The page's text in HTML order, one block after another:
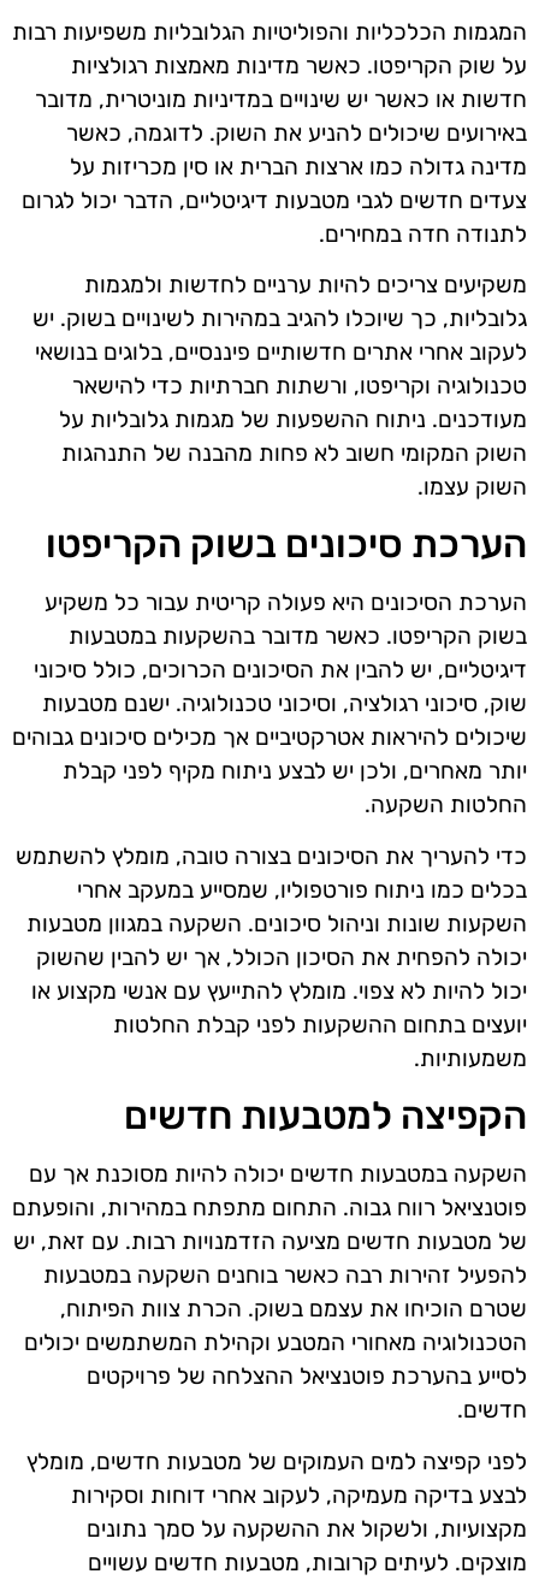
המגמות הכלכליות והפוליטיות הגלובליות משפיעות רבות
על שוק הקריפטו. כאשר מדינות מאמצות רגולציות
חדשות או כאשר יש שינויים במדיניות מוניטרית, מדובר
באירועים שיכולים להניע את השוק. לדוגמה, כאשר
מדינה גדולה כמו ארצות הברית או סין מכריזות על
צעדים חדשים לגבי מטבעות דיגיטליים, הדבר יכול לגרום
לתנודה חדה במחירים.
משקיעים צריכים להיות ערניים לחדשות ולמגמות
גלובליות, כך שיוכלו להגיב במהירות לשינויים בשוק. יש
לעקוב אחרי אתרים חדשותיים פיננסיים, בלוגים בנושאי
טכנולוגיה וקריפטו, ורשתות חברתיות כדי להישאר
מעודכנים. ניתוח ההשפעות של מגמות גלובליות על
השוק המקומי חשוב לא פחות מהבנה של התנהגות
השוק עצמו.
הערכת סיכונים בשוק הקריפטו
הערכת הסיכונים היא פעולה קריטית עבור כל משקיע
בשוק הקריפטו. כאשר מדובר בהשקעות במטבעות
דיגיטליים, יש להבין את הסיכונים הכרוכים, כולל סיכוני
שוק, סיכוני רגולציה, וסיכוני טכנולוגיה. ישנם מטבעות
שיכולים להיראות אטרקטיביים אך מכילים סיכונים גבוהים
יותר מאחרים, ולכן יש לבצע ניתוח מקיף לפני קבלת
החלטות השקעה.
כדי להעריך את הסיכונים בצורה טובה, מומלץ להשתמש
בכלים כמו ניתוח פורטפוליו, שמסייע במעקב אחרי
השקעות שונות וניהול סיכונים. השקעה במגוון מטבעות
יכולה להפחית את הסיכון הכולל, אך יש להבין שהשוק
יכול להיות לא צפוי. מומלץ להתייעץ עם אנשי מקצוע או
יועצים בתחום ההשקעות לפני קבלת החלטות
משמעותיות.
הקפיצה למטבעות חדשים
השקעה במטבעות חדשים יכולה להיות מסוכנת אך עם
פוטנציאל רווח גבוה. התחום מתפתח במהירות, והופעתם
של מטבעות חדשים מציעה הזדמנויות רבות. עם זאת, יש
להפעיל זהירות רבה כאשר בוחנים השקעה במטבעות
שטרם הוכיחו את עצמם בשוק. הכרת צוות הפיתוח,
הטכנולוגיה מאחורי המטבע וקהילת המשתמשים יכולים
לסייע בהערכת פוטנציאל ההצלחה של פרויקטים
חדשים.
לפני קפיצה למים העמוקים של מטבעות חדשים, מומלץ
לבצע בדיקה מעמיקה, לעקוב אחרי דוחות וסקירות
מקצועיות, ולשקול את ההשקעה על סמך נתונים
מוצקים. לעיתים קרובות, מטבעות חדשים עשויים